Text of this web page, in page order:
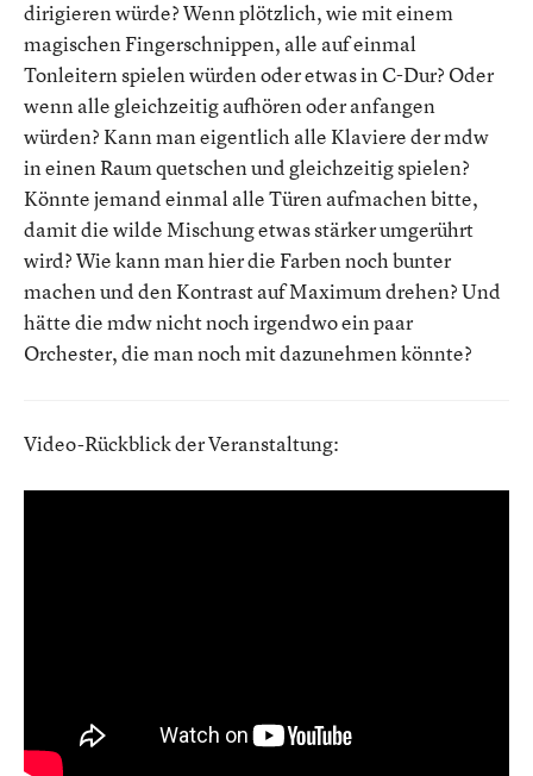
dirigieren würde? Wenn plötzlich, wie mit einem
magischen Fingerschnippen, alle auf einmal
Tonleitern spielen würden oder etwas in C-Dur? Oder
wenn alle gleichzeitig aufhören oder anfangen
würden? Kann man eigentlich alle Klaviere der mdw
in einen Raum quetschen und gleichzeitig spielen?
Könnte jemand einmal alle Türen aufmachen bitte,
damit die wilde Mischung etwas stärker umgerührt
wird? Wie kann man hier die Farben noch bunter
machen und den Kontrast auf Maximum drehen? Und
hätte die mdw nicht noch irgendwo ein paar
Orchester, die man noch mit dazunehmen könnte?
Video-Rückblick der Veranstaltung: